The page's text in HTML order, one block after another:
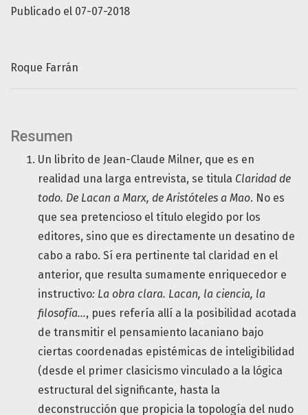
Publicado el 07-07-2018
Roque Farrán
Resumen
Un librito de Jean-Claude Milner, que es en
realidad una larga entrevista, se titula Claridad de
todo. De Lacan a Marx, de Aristóteles a Mao. No es
que sea pretencioso el título elegido por los
editores, sino que es directamente un desatino de
cabo a rabo. Sí era pertinente tal claridad en el
anterior, que resulta sumamente enriquecedor e
instructivo: La obra clara. Lacan, la ciencia, la
filosofía…, pues refería allí a la posibilidad acotada
de transmitir el pensamiento lacaniano bajo
ciertas coordenadas epistémicas de inteligibilidad
(desde el primer clasicismo vinculado a la lógica
estructural del significante, hasta la
deconstrucción que propicia la topología del nudo